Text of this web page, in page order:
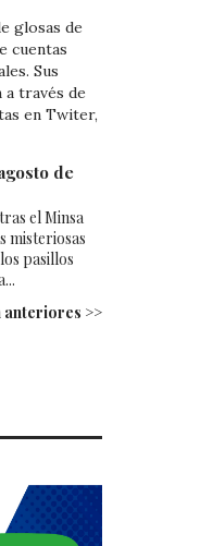
glosas de
cuentas
Sus
través de
en Twiter,
de
el Minsa
misteriosas
pasillos
anteriores >>